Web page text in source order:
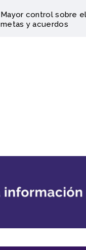
Mayor control sobre
metas y acuerdos